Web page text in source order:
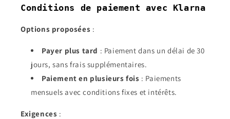
Conditions de paiement avec Klarna
Options proposées :
Payer plus tard : Paiement dans un délai de 30
jours, sans frais supplémentaires.
Paiement en plusieurs fois : Paiements
mensuels avec conditions fixes et intérêts.
Exigences :